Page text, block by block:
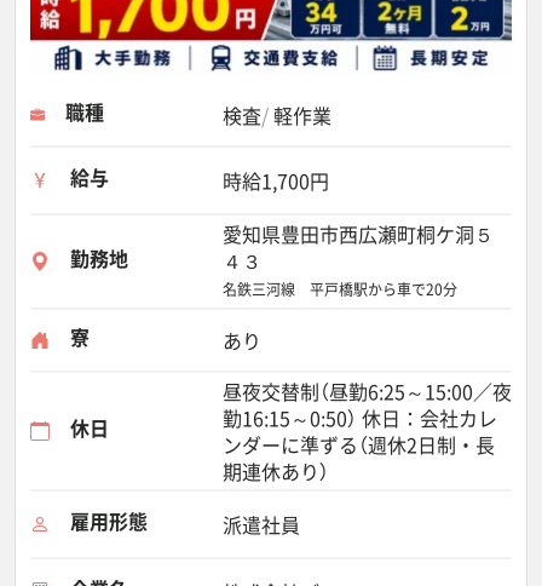
職種 検査 軽作業
給与 時給1,700円
勤務地
愛知県豊田市西広瀬町桐ケ洞５
４３
名鉄三河線 平戸橋駅から車で20分
寮 あり
休日
昼夜交替制（昼勤6:25～15:00／夜
勤16:15～0:50） 休日：会社カレ
ンダーに準ずる（週休2日制・長
期連休あり）
雇用形態
派遣社員